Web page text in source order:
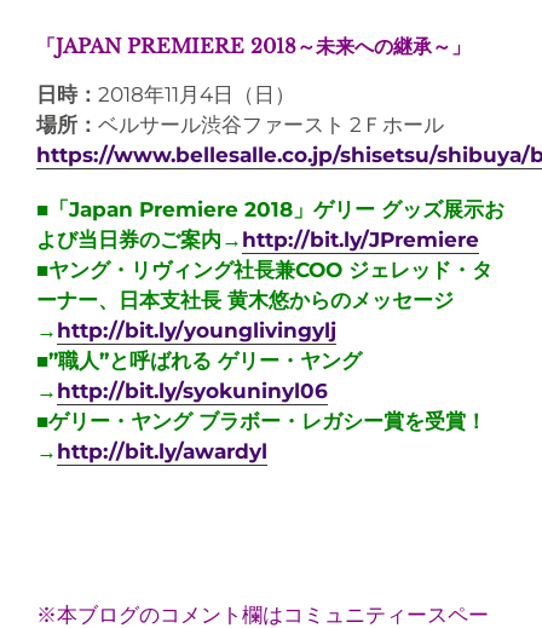
「JAPAN PREMIERE 2018～未来への継承～」
日時： 2018年11月4日（日）
場所： ベルサール渋谷ファースト 2Ｆホール
https://www.bellesalle.co.jp/shisetsu/shibuya/
■「Japan Premiere 2018」ゲリー グッズ展示お
よび当日券のご案内→ http://bit.ly/JPremiere
■ヤング・リヴィング社長兼COO ジェレッド・タ
ーナー、日本支社長 黄木悠からのメッセージ
→ http://bit.ly/younglivingylj
■”職人”と呼ばれる ゲリー・ヤング
→ http://bit.ly/syokuninyl06
■ゲリー・ヤング ブラボー・レガシー賞を受賞！
→ http://bit.ly/awardyl
※本ブログのコメント欄はコミュニティースペー